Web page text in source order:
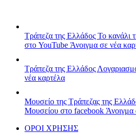
Τράπεζα της Ελλάδος Το κανάλι
στο YouTube Άνοιγμα σε νέα
Τράπεζα της Ελλάδος
νέα καρτέλα
Μουσείο της Τράπεζας της
Μουσείου στο facebook Άνοιγμα
ΟΡΟΙ ΧΡΗΣΗΣ